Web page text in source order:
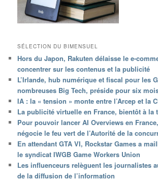
SÉLECTION DU BIMENSUEL
Hors du Japon, Rakuten délaisse le e-
concentrer sur les contenus et la publicité
L’Irlande, hub numérique et fiscal pour les
nombreuses Big Tech, préside pour six
IA : la « tension » monte entre l’Arcep et la
La publicité virtuelle en France, bientôt à la
Pour pouvoir lancer AI Overviews en
négocie le feu vert de l’Autorité de la
En attendant GTA VI, Rockstar Games a
le syndicat IWGB Game Workers Union
Les influenceurs relèguent les journalistes
de la diffusion de l’information